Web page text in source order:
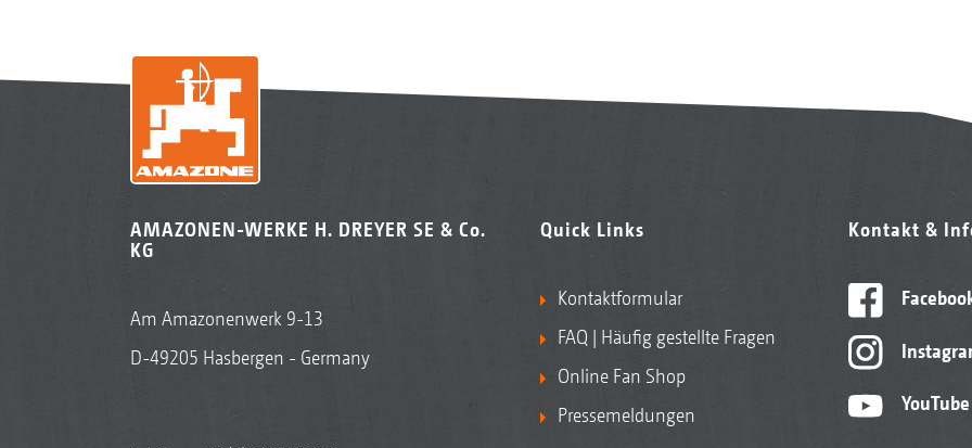
AMAZONEN-WERKE H. DREYER SE & Co.
KG
Am Amazonenwerk 9-13
D-49205 Hasbergen - Germany
Quick Links
Kontaktformular
FAQ | Häufig gestellte Fragen
Online Fan Shop
Pressemeldungen
Kontakt &
YouTube